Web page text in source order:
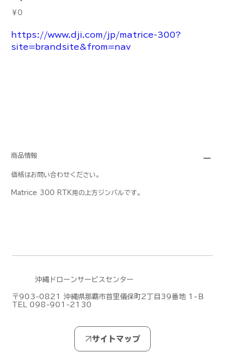
価
格
￥0
https://www.dji.com/jp/matrice-300?
site=brandsite&from=nav
商品情報
価格はお問い合わせください。
Matrice 300 RTK用の上方ジンバルです。
沖縄ドローンサービスセンター
〒903-0821 沖縄県那覇市首里儀保町2丁目39番地 1-Ｂ
TEL 098-901-2130